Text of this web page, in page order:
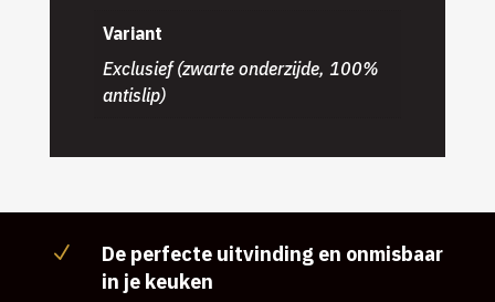
Variant
Exclusief (zwarte onderzijde, 100%
antislip)
N
De perfecte uitvinding en onmisbaar
in je keuken